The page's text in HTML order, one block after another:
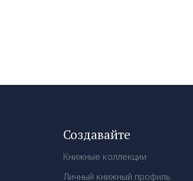
Создавайте
Книжные коллекции
Личный книжный профиль